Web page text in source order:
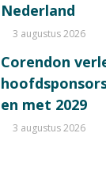
Nederland
3 augustus 2026
Corendon
en met 2029
3 augustus 2026